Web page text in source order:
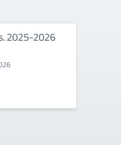
2025-2026